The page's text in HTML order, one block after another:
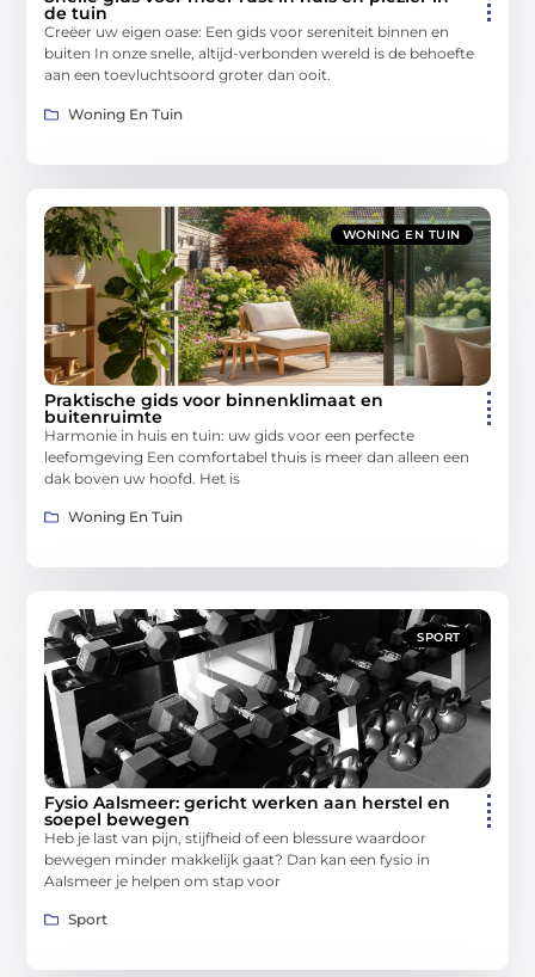
de tuin
Creëer uw eigen oase: Een gids voor sereniteit binnen en
buiten In onze snelle, altijd-verbonden wereld is de behoefte
aan een toevluchtsoord groter dan ooit.
Woning En Tuin
WONING EN TUIN
Praktische gids voor binnenklimaat en
buitenruimte
Harmonie in huis en tuin: uw gids voor een perfecte
leefomgeving Een comfortabel thuis is meer dan alleen een
dak boven uw hoofd. Het is
Woning En Tuin
SPORT
Fysio Aalsmeer: gericht werken aan herstel en
soepel bewegen
Heb je last van pijn, stijfheid of een blessure waardoor
bewegen minder makkelijk gaat? Dan kan een fysio in
Aalsmeer je helpen om stap voor
Sport